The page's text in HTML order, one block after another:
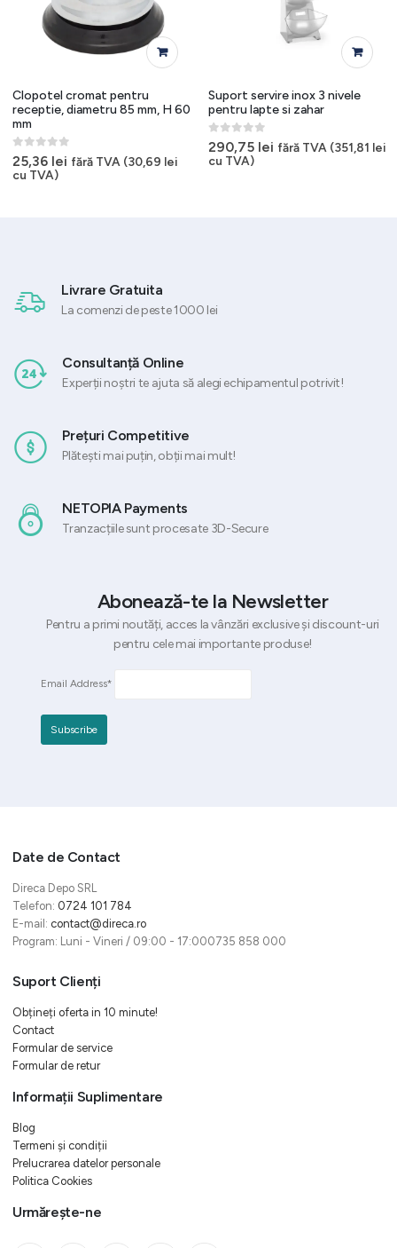
Clopotel cromat pentru
receptie, diametru 85 mm, H 60
mm
0out of 5
25,36 lei fără TVA (30,69 lei
cu TVA)
Suport servire inox 3 nivele
pentru lapte si zahar
0out of 5
290,75 lei fără TVA (351,81 lei
cu TVA)
Livrare Gratuita
La comenzi de peste 1000 lei
Consultanță Online
Experții noștri te ajuta să alegi echipamentul potrivit!
Prețuri Competitive
Plătești mai puțin, obții mai mult!
NETOPIA Payments
Tranzacțiile sunt procesate 3D-Secure
Abonează-te la Newsletter
Pentru a primi noutăți, acces la vânzări exclusive și discount-uri
pentru cele mai importante produse!
Email Address*
Date de Contact
Direca Depo SRL
Telefon: 0724 101 784
E-mail: contact@direca.ro
Program: Luni - Vineri / 09:00 - 17:000735 858 000
Suport Clienți
Obțineți oferta in 10 minute!
Contact
Formular de service
Formular de retur
Informații Suplimentare
Blog
Termeni și condiții
Prelucrarea datelor personale
Politica Cookies
Urmărește-ne